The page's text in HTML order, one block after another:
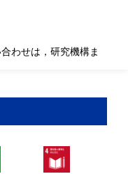
わせは，研究機構ま